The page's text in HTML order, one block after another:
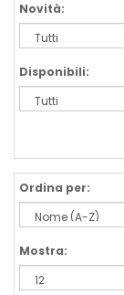
Novità:
Disponibili:
Ordina per:
Mostra: